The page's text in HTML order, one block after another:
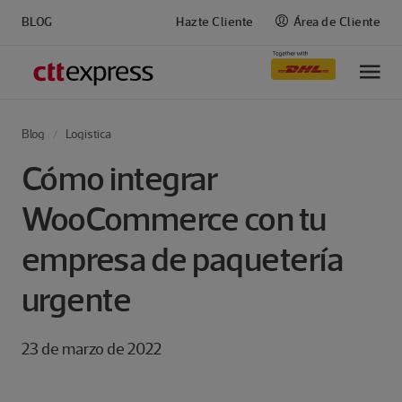
BLOG Área de Cliente
Hazte Cliente
Blog Logistica
Cómo integrar
WooCommerce con tu
empresa de paquetería
urgente
23 de marzo de 2022